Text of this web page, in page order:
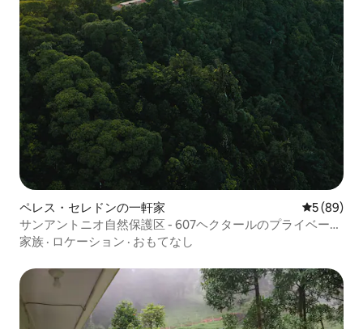
ペレス・セレドンの一軒家 レビュー
5 (89)
サンアントニオ自然保護区 - 607ヘクタールのプライベート
な自然保護区
家族 · ロケーション · おもてなし